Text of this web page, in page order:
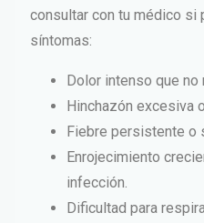
consultar con tu médico
síntomas:
Dolor intenso que
Hinchazón excesiva
Fiebre persistente o
Enrojecimiento
infección.
Dificultad para